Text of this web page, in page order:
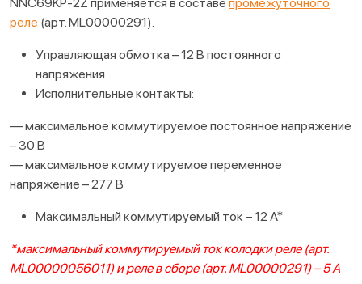
реле (арт. ML00000291).
Управляющая обмотка – 12 В постоянного
напряжения
Исполнительные контакты:
— максимальное коммутируемое постоянное напряжение
– 30 В
— максимальное коммутируемое переменное
напряжение – 277 В
Максимальный коммутируемый ток – 12 А*
*максимальный коммутируемый ток колодки реле (арт.
ML00000056011) и реле в сборе (арт. ML00000291) – 5 А